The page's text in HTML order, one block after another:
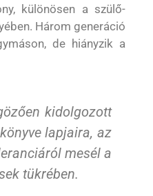
különösen a szülő-
Három generáció
de hiányzik a
kidolgozott
lapjaira, az
mesél a
tükrében.